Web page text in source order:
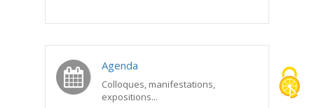
Agenda
Colloques, manifestations,
expositions...